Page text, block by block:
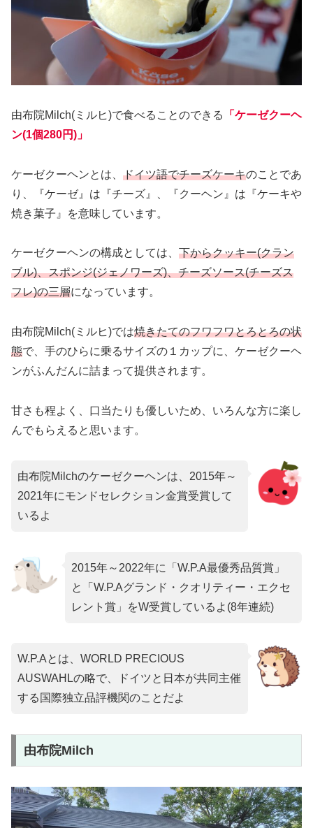
由布院Milch(ミルヒ)で食べることのできる
「ケーゼクーヘ
ン(1個280円)」
ケーゼクーヘンとは、 ドイツ語でチーズケーキのことであ
り、『ケーゼ』は『チーズ』、『クーヘン』は『ケーキや
焼き菓子』を意味しています。
ケーゼクーヘンの構成としては、 下からクッキー(クラン
ブル)、スポンジ(ジェノワーズ)、チーズソース(チーズス
フレ)の三層になっています。
由布院Milch(ミルヒ)では焼きたてのフワフワとろとろの状
態で、手のひらに乗るサイズの１カップに、ケーゼクーヘ
ンがふんだんに詰まって提供されます。
甘さも程よく、口当たりも優しいため、いろんな方に楽し
んでもらえると思います。
由布院Milchのケーゼクーヘンは、2015年～
2021年にモンドセレクション金賞受賞して
いるよ
2015年～2022年に「W.P.A最優秀品質賞」
と「W.P.Aグランド・クオリティー・エクセ
レント賞」をW受賞しているよ(8年連続)
W.P.Aとは、WORLD PRECIOUS
AUSWAHLの略で、ドイツと日本が共同主催
する国際独立品評機関のことだよ
由布院Milch